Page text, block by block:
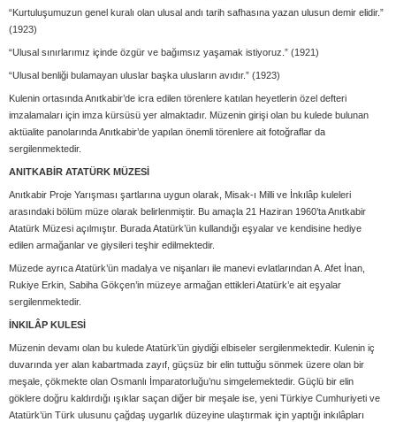
“Kurtuluşumuzun genel kuralı olan ulusal andı tarih safhasına yazan ulusun demir elidir.”
(1923)
“Ulusal sınırlarımız içinde özgür ve bağımsız yaşamak istiyoruz.” (1921)
“Ulusal benliği bulamayan uluslar başka ulusların avıdır.” (1923)
Kulenin ortasında Anıtkabir’de icra edilen törenlere katılan heyetlerin özel defteri
imzalamaları için imza kürsüsü yer almaktadır. Müzenin girişi olan bu kulede bulunan
aktüalite panolarında Anıtkabir’de yapılan önemli törenlere ait fotoğraflar da
sergilenmektedir.
ANITKABİR ATATÜRK MÜZESİ
Anıtkabir Proje Yarışması şartlarına uygun olarak, Misak-ı Milli ve İnkılâp kuleleri
arasındaki bölüm müze olarak belirlenmiştir. Bu amaçla 21 Haziran 1960’ta Anıtkabir
Atatürk Müzesi açılmıştır. Burada Atatürk’ün kullandığı eşyalar ve kendisine hediye
edilen armağanlar ve giysileri teşhir edilmektedir.
Müzede ayrıca Atatürk’ün madalya ve nişanları ile manevi evlatlarından A. Afet İnan,
Rukiye Erkin, Sabiha Gökçen’in müzeye armağan ettikleri Atatürk’e ait eşyalar
sergilenmektedir.
İNKILÂP KULESİ
Müzenin devamı olan bu kulede Atatürk’ün giydiği elbiseler sergilenmektedir. Kulenin iç
duvarında yer alan kabartmada zayıf, güçsüz bir elin tuttuğu sönmek üzere olan bir
meşale, çökmekte olan Osmanlı İmparatorluğu’nu simgelemektedir. Güçlü bir elin
göklere doğru kaldırdığı ışıklar saçan diğer bir meşale ise, yeni Türkiye Cumhuriyeti ve
Atatürk’ün Türk ulusunu çağdaş uygarlık düzeyine ulaştırmak için yaptığı inkılâpları